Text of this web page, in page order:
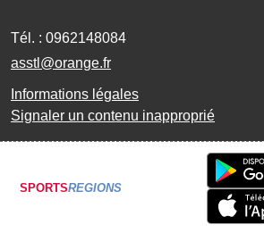
Tél. : 0962148084
asstl@orange.fr
Informations légales
Signaler un contenu inapproprié
SPORTSREGIONS